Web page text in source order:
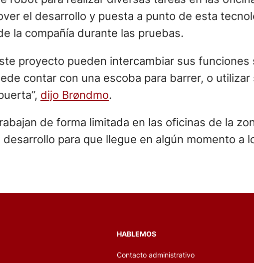
el desarrollo y puesta a punto de esta
la compañía durante las pruebas.
proyecto pueden intercambiar sus funciones
contar con una escoba para barrer, o
dijo Brøndmo.
de forma limitada en las oficinas de la
para que llegue en algún momento a
HABLEMOS
Contacto administrativo